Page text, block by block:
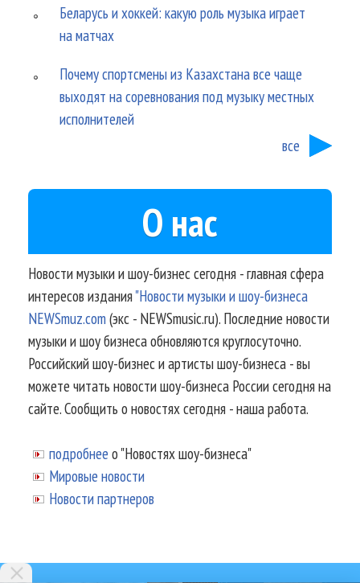
Беларусь и хоккей: какую роль музыка играет
на матчах
Почему спортсмены из Казахстана все чаще
выходят на соревнования под музыку местных
исполнителей
все
О нас
Новости музыки и шоу-бизнес сегодня - главная сфера
интересов издания"Новости музыки и шоу-бизнеса
NEWSmuz.com(экс - NEWSmusic.ru). Последние новости
музыки и шоу бизнеса обновляются круглосуточно.
Российский шоу-бизнес и артисты шоу-бизнеса - вы
можете читать новости шоу-бизнеса России сегодня на
сайте. Сообщить о новостях сегодня - наша работа.
подробнее о "Новостях шоу-бизнеса"
Мировые новости
Новости партнеров